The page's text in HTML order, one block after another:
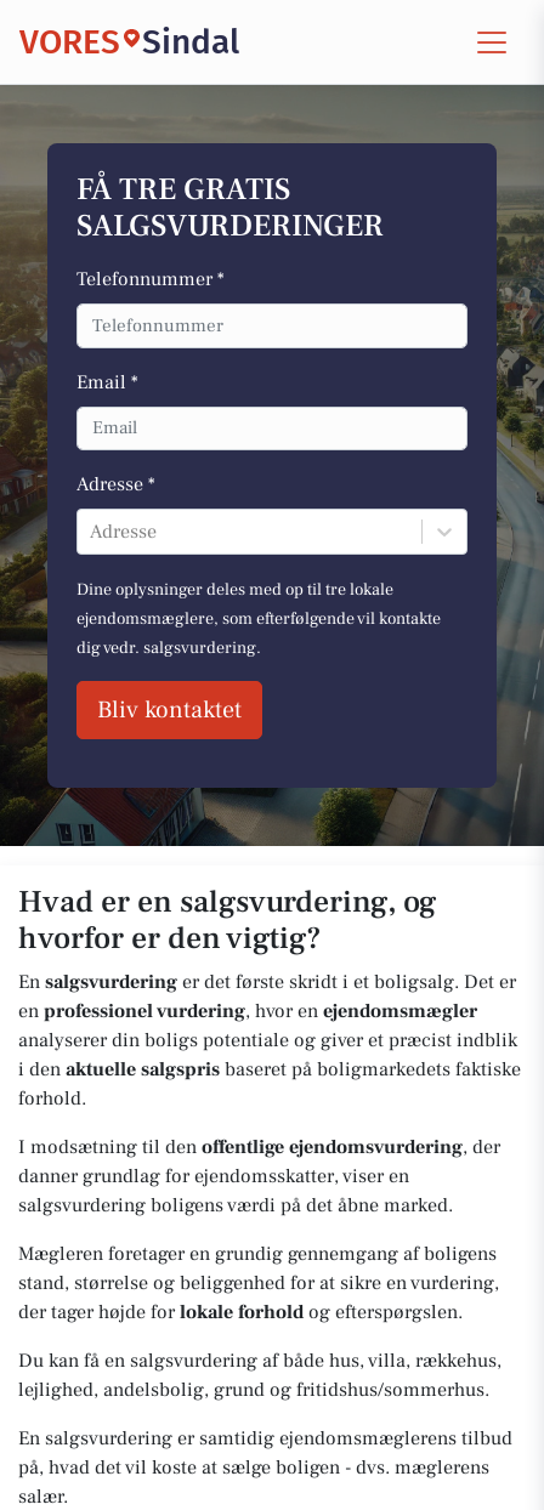
VORES Sindal
FÅ TRE GRATIS
SALGSVURDERINGER
Telefonnummer *
Email *
Adresse *
Adresse
Dine oplysninger deles med op til tre lokale
ejendomsmæglere, som efterfølgende vil kontakte
dig vedr. salgsvurdering.
Bliv kontaktet
Hvad er en salgsvurdering, og
hvorfor er den vigtig?
En salgsvurdering er det første skridt i et boligsalg. Det er
en professionel vurdering, hvor en ejendomsmægler
analyserer din boligs potentiale og giver et præcist indblik
i den aktuelle salgspris baseret på boligmarkedets faktiske
forhold.
I modsætning til den offentlige ejendomsvurdering, der
danner grundlag for ejendomsskatter, viser en
salgsvurdering boligens værdi på det åbne marked.
Mægleren foretager en grundig gennemgang af boligens
stand, størrelse og beliggenhed for at sikre en vurdering,
der tager højde forlokale forhold og efterspørgslen.
Du kan få en salgsvurdering af både hus, villa, rækkehus,
lejlighed, andelsbolig, grund og fritidshus/sommerhus.
En salgsvurdering er samtidig ejendomsmæglerens tilbud
på, hvad det vil koste at sælge boligen - dvs. mæglerens
salær.